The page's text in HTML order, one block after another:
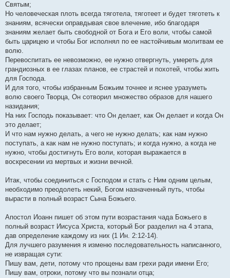
Святым;
Но человеческая плоть всегда тяготела, тяготеет и будет тяготеть к
знаниям, всячески оправдывая свое влечение, ибо благодаря
знаниям желает быть свободной от Бога и Его воли, чтобы самой
быть царицею и чтобы Бог исполнял по ее настойчивым молитвам ее
волю.
Перевоспитать ее невозможно, ее нужно отвергнуть, умереть для
грандиозных в ее глазах планов, ее страстей и похотей, чтобы жить
для Господа.
И для того, чтобы избранным Божьим точнее и яснее уразуметь
волю своего Творца, Он сотворил множество образов для нашего
назидания;
На них Господь показывает: что Он делает, как Он делает и когда Он
это делает;
И что нам нужно делать, а чего не нужно делать; как нам нужно
поступать, а как нам не нужно поступать; и когда нужно, а когда не
нужно, чтобы достигнуть Его воли, которая выражается в
воскресении из мертвых и жизни вечной.
Итак, чтобы соединиться с Господом и стать с Ним одним целым,
необходимо преодолеть некий, Богом назначенный путь, чтобы
вырасти в полный возраст Сына Божьего.
Апостол Иоанн пишет об этом пути возрастания чада Божьего в
полный возраст Иисуса Христа, который Бог разделил на 4 этапа,
дав определение каждому из них (1 Ин. 2:12-14).
Для лучшего разумения я изменю последовательность написанного,
не извращая сути:
Пишу вам, дети, потому что прощены вам грехи ради имени Его;
Пишу вам, отроки, потому что вы познали отца;